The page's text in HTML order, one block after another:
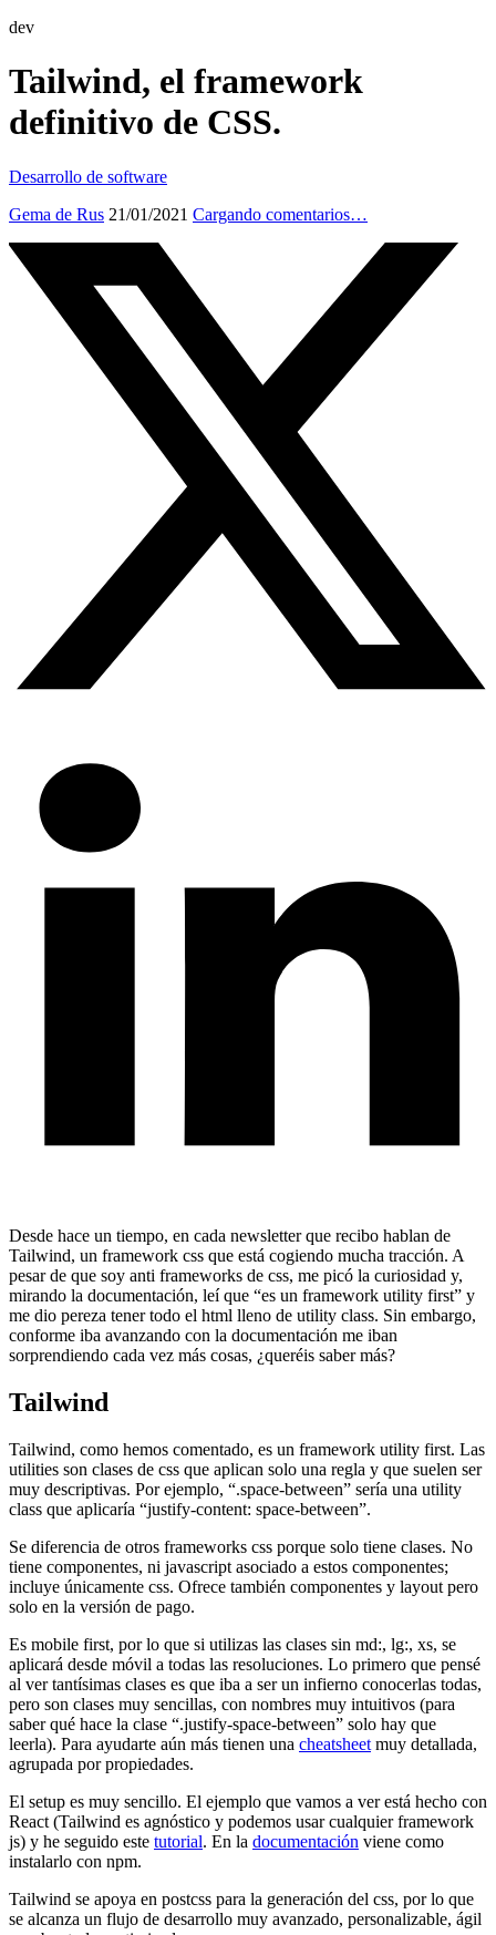
dev
Tailwind, el framework
definitivo de CSS.
Desarrollo de software
Gema de Rus 21/01/2021 Cargando comentarios…
Desde hace un tiempo, en cada newsletter que recibo hablan de
Tailwind, un framework css que está cogiendo mucha tracción. A
pesar de que soy anti frameworks de css, me picó la curiosidad y,
mirando la documentación, leí que “es un framework utility first” y
me dio pereza tener todo el html lleno de utility class. Sin embargo,
conforme iba avanzando con la documentación me iban
sorprendiendo cada vez más cosas, ¿queréis saber más?
Tailwind
Tailwind, como hemos comentado, es un framework utility first. Las
utilities son clases de css que aplican solo una regla y que suelen ser
muy descriptivas. Por ejemplo, “.space-between” sería una utility
class que aplicaría “justify-content: space-between”.
Se diferencia de otros frameworks css porque solo tiene clases. No
tiene componentes, ni javascript asociado a estos componentes;
incluye únicamente css. Ofrece también componentes y layout pero
solo en la versión de pago.
Es mobile first, por lo que si utilizas las clases sin md:, lg:, xs, se
aplicará desde móvil a todas las resoluciones. Lo primero que pensé
al ver tantísimas clases es que iba a ser un infierno conocerlas todas,
pero son clases muy sencillas, con nombres muy intuitivos (para
saber qué hace la clase “.justify-space-between” solo hay que
leerla). Para ayudarte aún más tienen una cheatsheet muy detallada,
agrupada por propiedades.
El setup es muy sencillo. El ejemplo que vamos a ver está hecho con
React (Tailwind es agnóstico y podemos usar cualquier framework
js) y he seguido este tutorial. En la documentación viene como
instalarlo con npm.
Tailwind se apoya en postcss para la generación del css, por lo que
se alcanza un flujo de desarrollo muy avanzado, personalizable, ágil